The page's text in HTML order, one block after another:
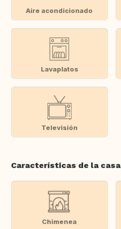
Aire acondicionado
Lavaplatos
Televisión
Características de la casa
Chimenea